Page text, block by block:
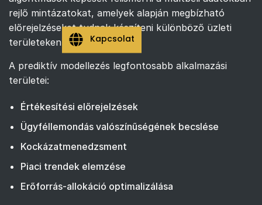
rejlő mintázatokat, amelyek alapján megbízható
előrejelzéseket tudnak készíteni különböző üzleti
területeken.
A prediktív modellezés legfontosabb alkalmazási
területei:
Értékesítési előrejelzések
Ügyféllemondás valószínűségének becslése
Kockázatmenedzsment
Piaci trendek elemzése
Erőforrás-allokáció optimalizálása
Kapcsolat